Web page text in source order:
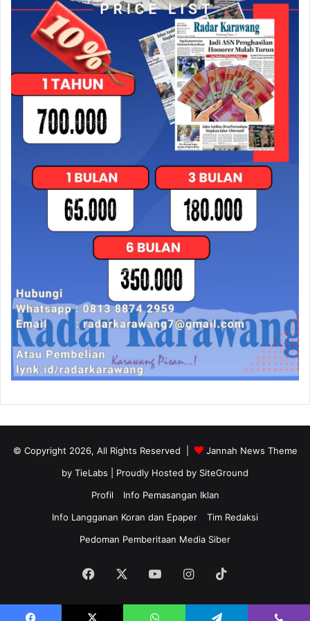
© Copyright 2026, All Rights Reserved |
Jannah News Theme
by TieLabs | Proudly Hosted by SiteGround
Profil
Info Pemasangan Iklan
Info Langganan Koran dan Epaper
Tim Redaksi
Pedoman Pemberitaan Media Siber
Facebook YouTubeInstagram